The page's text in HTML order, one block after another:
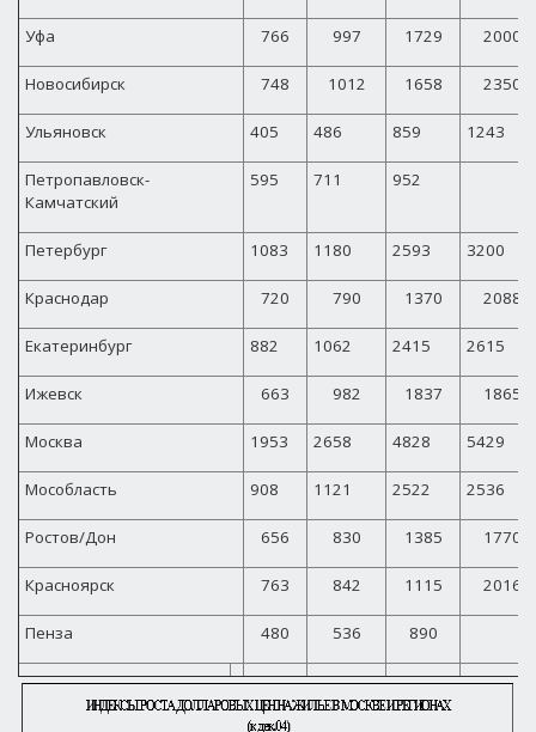
Уфа 766 997 1729 2000
Новосибирск 748 1012 1658 2350
Ульяновск 405 486 859 1243
Петропавловск-
Камчатский
595 711 952
Петербург 1083 1180 2593 3200
Краснодар 720 790 1370 2088
Екатеринбург 882 1062 2415 2615
Ижевск 663 982 1837 1865
Москва 1953 2658 4828 5429
Мособласть 908 1121 2522 2536
Ростов/Дон 656 830 1385 1770
Красноярск 763 842 1115 2016
Пенза 480 536 890